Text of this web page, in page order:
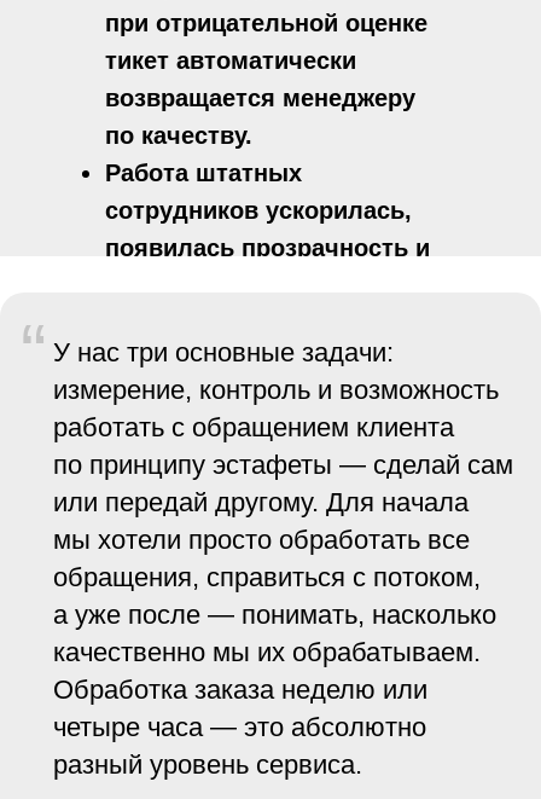
при отрицательной оценке
тикет автоматически
возвращается менеджеру
по качеству.
Работа штатных
сотрудников ускорилась,
появилась прозрачность и
“ У нас три основные задачи:
измерение, контроль и возможность
работать с обращением клиента
по принципу эстафеты — сделай сам
или передай другому. Для начала
мы хотели просто обработать все
обращения, справиться с потоком,
а уже после — понимать, насколько
качественно мы их обрабатываем.
Обработка заказа неделю или
четыре часа — это абсолютно
разный уровень сервиса.